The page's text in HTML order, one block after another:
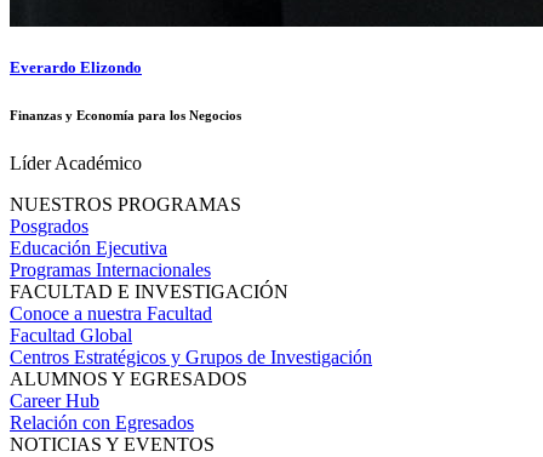
Everardo Elizondo
Finanzas y Economía para los Negocios
Líder Académico
NUESTROS PROGRAMAS
Posgrados
Educación Ejecutiva
Programas Internacionales
FACULTAD E INVESTIGACIÓN
Conoce a nuestra Facultad
Facultad Global
Centros Estratégicos y Grupos de Investigación
ALUMNOS Y EGRESADOS
Career Hub
Relación con Egresados
NOTICIAS Y EVENTOS